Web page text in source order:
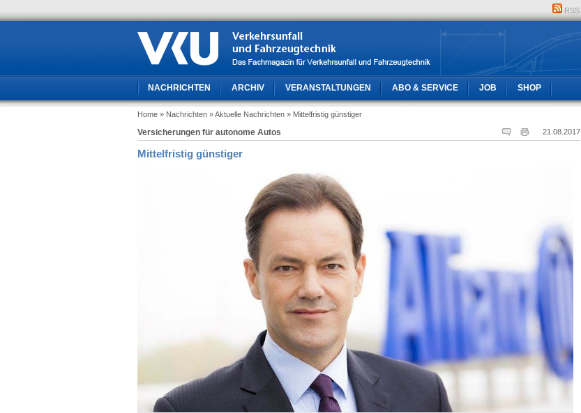
RSS
NACHRICHTEN ARCHIV VERANSTALTUNGEN ABO & SERVICE JOB SHOP
Home » Nachrichten » Aktuelle Nachrichten » Mittelfristig günstiger
21.08.2017
Versicherungen für autonome Autos
Mittelfristig günstiger